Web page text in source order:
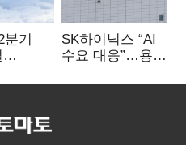
분기
SK하이닉스 “AI
수요 대응”…용인
투자